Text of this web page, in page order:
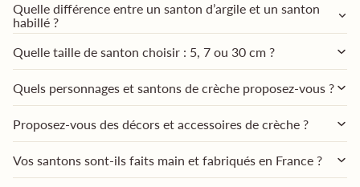
Quelle différence entre un santon d’argile et un santon
habillé ?
Quelle taille de santon choisir : 5, 7 ou 30 cm ?
Quels personnages et santons de crèche proposez-vous ?
Proposez-vous des décors et accessoires de crèche ?
Vos santons sont-ils faits main et fabriqués en France ?